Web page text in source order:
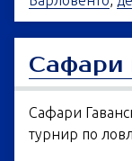
Сафари
Сафари
турнир по